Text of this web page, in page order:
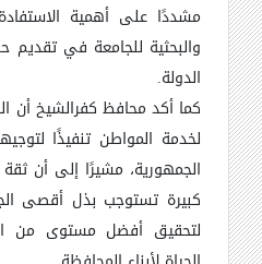
مشددًا على أهمية
والبحثية للجامعة في
الدولة.
كما أكد محافظ كفرالشيخ أن
لخدمة المواطن تنفيذًا
الجمهورية، مشيرًا إلى أن
كبيرة تستوجب بذل أقصى
لتحقيق أفضل مستوى من